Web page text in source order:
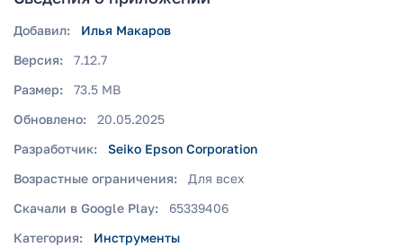
Добавил:
Илья Макаров
Версия:
7.12.7
Размер:
73.5 MB
Обновлено:
20.05.2025
Разработчик:
Seiko Epson Corporation
Возрастные ограничения:
Для всех
Скачали в Google Play:
65339406
Категория:
Инструменты